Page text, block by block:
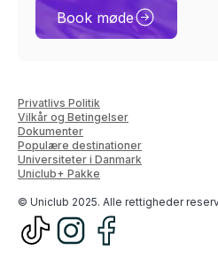
Book møde
© Uniclub 2025. Alle rettigheder
Privatlivs Politik
Vilkår og Betingelser
Dokumenter
Populære destinationer
Universiteter i Danmark
Uniclub+ Pakke